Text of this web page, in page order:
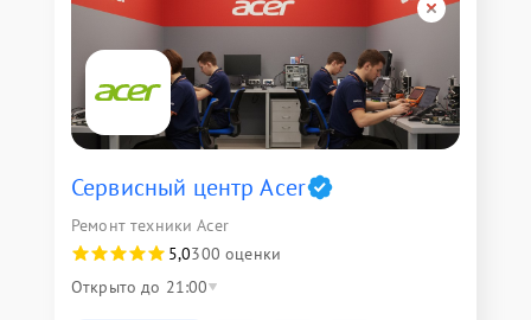
Сервисный центр Acer
Ремонт техники Acer
5,0300 оценки
Открыто до 21:00